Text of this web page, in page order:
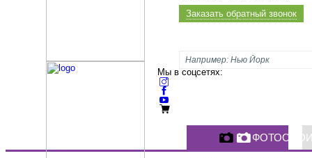
Заказать обратный звонок
Мы в соцсетях: